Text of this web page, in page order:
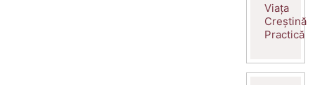
Viața
Creștină
Practică